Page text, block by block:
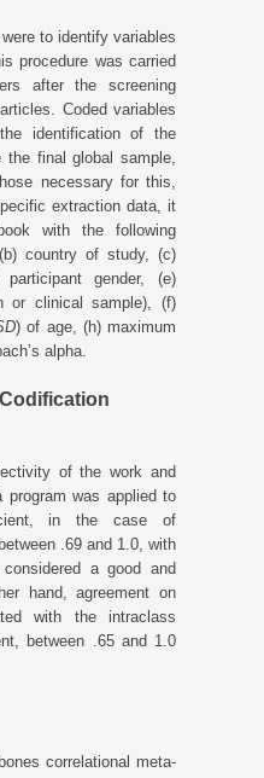
to identify variables
procedure was carried
after the screening
Coded variables
identification of the
final global sample,
necessary for this,
extraction data, it
with the following
country of study, (c)
gender, (e)
or clinical sample), (f)
) of age, (h) maximum
alpha.
of the work and
was applied to
in the case of
.69 and 1.0, with
a good and
hand, agreement on
with the intraclass
between .65 and 1.0
correlational meta-